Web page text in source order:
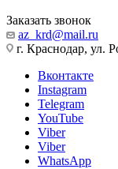
Заказать звонок
az_krd@mail.ru
г. Краснодар, ул.
Вконтакте
Instagram
Telegram
YouTube
Viber
Viber
WhatsApp